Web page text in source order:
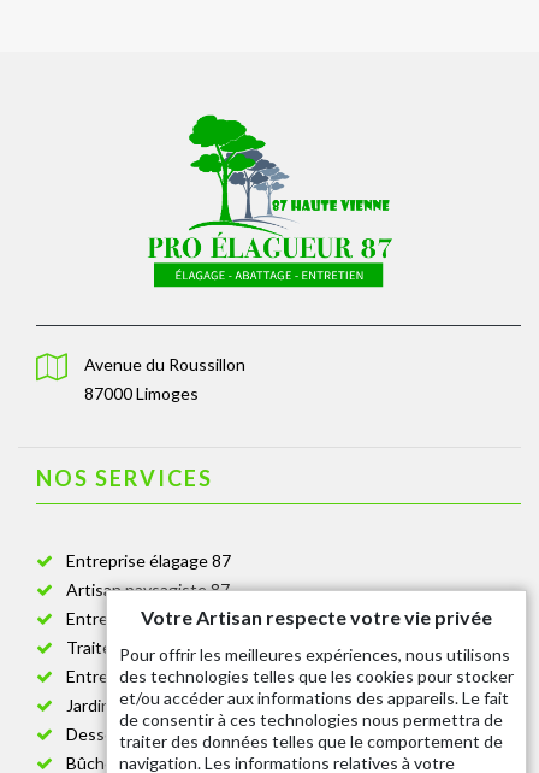
Avenue du Roussillon
87000 Limoges
NOS SERVICES
Entreprise élagage 87
Artisan paysagiste 87
Entreprise de jardinage 87
Traitement anti-chenille 87
Entreprise abattage arbre 87
Jardinier taille de haie 87
Dessouchage arbre et haie 87
Bûcheron 87
Votre Artisan respecte votre vie privée
Pour offrir les meilleures expériences, nous utilisons
des technologies telles que les cookies pour stocker
et/ou accéder aux informations des appareils. Le fait
de consentir à ces technologies nous permettra de
traiter des données telles que le comportement de
navigation. Les informations relatives à votre